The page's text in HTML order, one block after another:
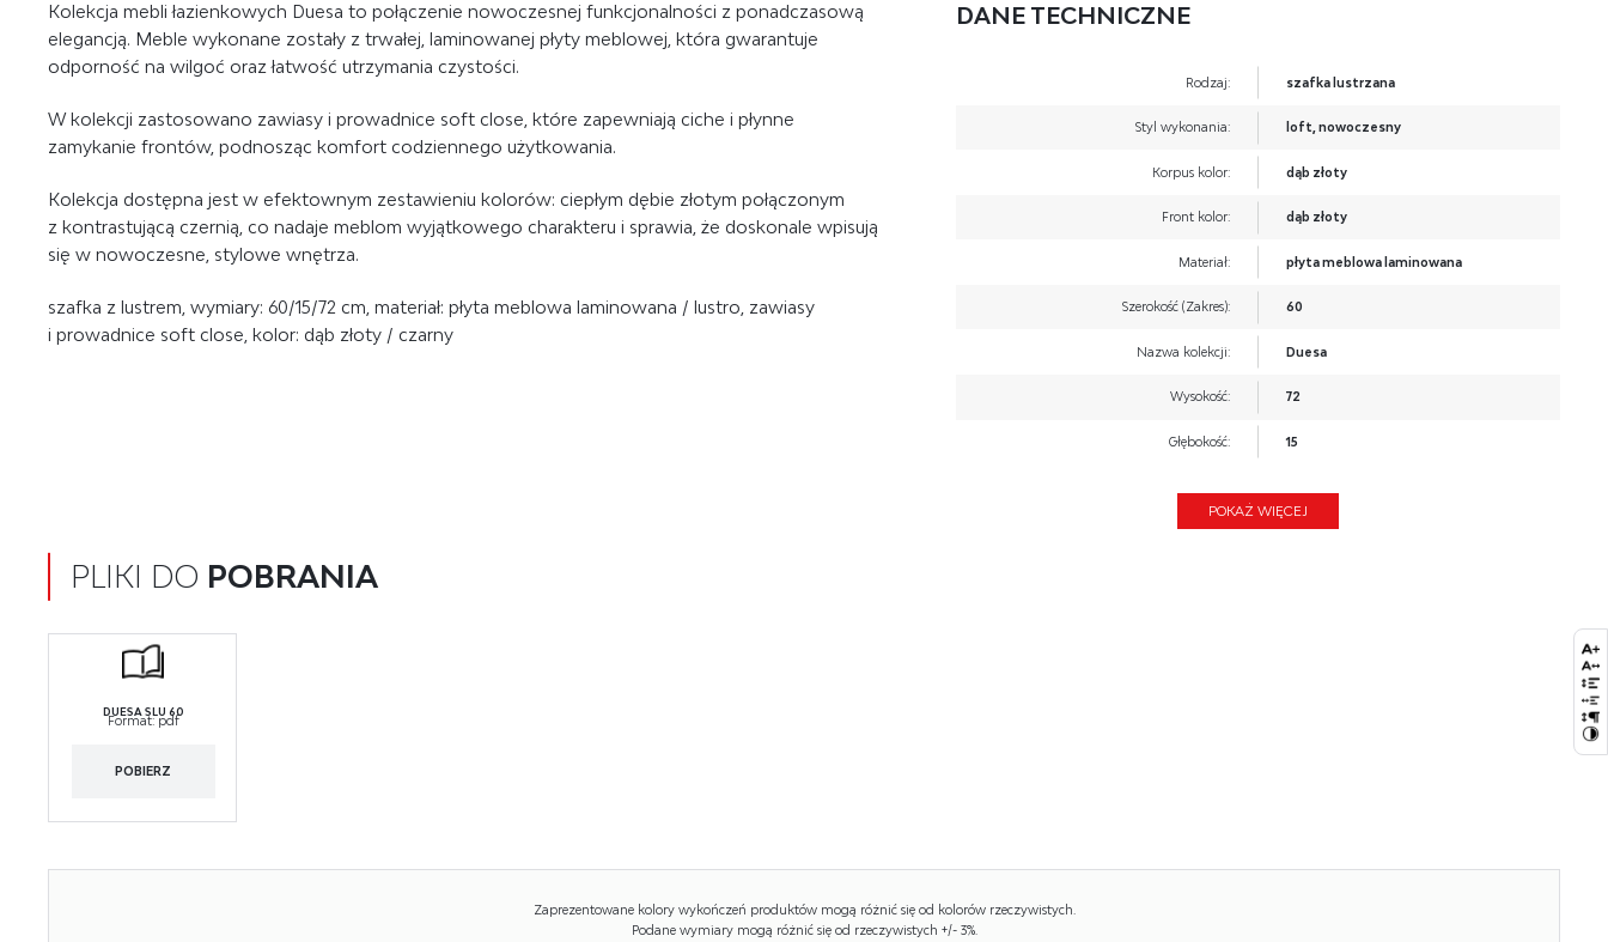
Kolekcja mebli łazienkowych Duesa to połączenie nowoczesnej funkcjonalności z ponadczasową
elegancją. Meble wykonane zostały z trwałej, laminowanej płyty meblowej, która gwarantuje
odporność na wilgoć oraz łatwość utrzymania czystości.
W kolekcji zastosowano zawiasy i prowadnice soft close , które zapewniają ciche i płynne
zamykanie frontów, podnosząc komfort codziennego użytkowania.
Kolekcja dostępna jest w efektownym zestawieniu kolorów: ciepłym dębie złotym połączonym
z kontrastującą czernią , co nadaje meblom wyjątkowego charakteru i sprawia, że doskonale wpisują
się w nowoczesne, stylowe wnętrza.
szafka z lustrem, wymiary: 60/15/72 cm, materiał: płyta meblowa laminowana / lustro, zawiasy
i prowadnice soft close, kolor: dąb złoty / czarny
DANE TECHNICZNE
Rodzaj: szafka lustrzana
Styl wykonania: loft, nowoczesny
Korpus kolor: dąb złoty
Front kolor: dąb złoty
Materiał: płyta meblowa laminowana
Szerokość (Zakres): 60
Nazwa kolekcji: Duesa
Wysokość: 72
Głębokość: 15
Waga brutto: 14.700
POKAŻ WIĘCEJ
PLIKI DO POBRANIA
DUESA SLU 60
Format:pdf
POBIERZ
Zaprezentowane kolory wykończeń produktów mogą różnić się od kolorów rzeczywistych.
Podane wymiary mogą różnić się od rzeczywistych +/- 3%.